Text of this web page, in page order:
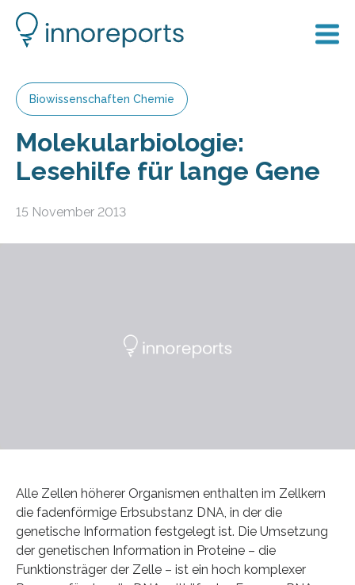
Biowissenschaften Chemie
Molekularbiologie:
Lesehilfe für lange Gene
15 November 2013
Alle Zellen höherer Organismen enthalten im Zellkern
die fadenförmige Erbsubstanz DNA, in der die
genetische Information festgelegt ist. Die Umsetzung
der genetischen Information in Proteine – die
Funktionsträger der Zelle – ist ein hoch komplexer